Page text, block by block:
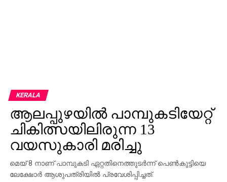
KERALA
ആലപ്പുഴയില്‍ പാമ്പുകടിയേറ്റ്
ചികിത്സയിലിരുന്ന 13
വയസുകാരി മരിച്ചു
മെയ് 8 നാണ് പാമ്പുകടി ഏറ്റതിനെത്തുടര്‍ന്ന് പെണ്‍കുട്ടിയെ
ലേക്ഷോര്‍ ആശുപത്രിയില്‍ പ്രവേശിപ്പിച്ചത്.